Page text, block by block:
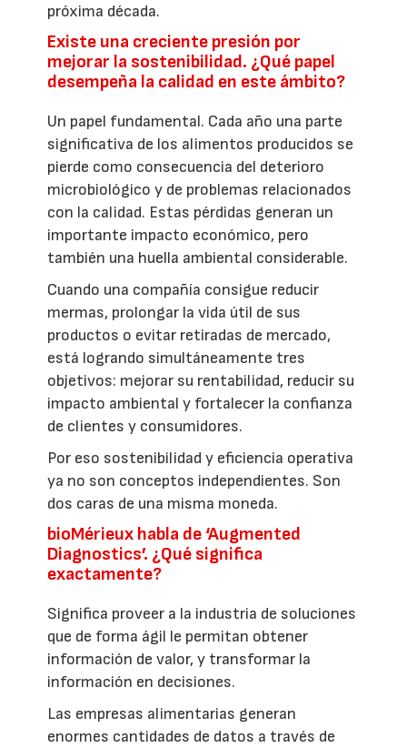
próxima década.
Existe una creciente presión por
mejorar la sostenibilidad. ¿Qué papel
desempeña la calidad en este ámbito?
Un papel fundamental. Cada año una parte
significativa de los alimentos producidos se
pierde como consecuencia del deterioro
microbiológico y de problemas relacionados
con la calidad. Estas pérdidas generan un
importante impacto económico, pero
también una huella ambiental considerable.
Cuando una compañía consigue reducir
mermas, prolongar la vida útil de sus
productos o evitar retiradas de mercado,
está logrando simultáneamente tres
objetivos: mejorar su rentabilidad, reducir su
impacto ambiental y fortalecer la confianza
de clientes y consumidores.
Por eso sostenibilidad y eficiencia operativa
ya no son conceptos independientes. Son
dos caras de una misma moneda.
bioMérieux habla de ‘Augmented
Diagnostics’. ¿Qué significa
exactamente?
Significa proveer a la industria de soluciones
que de forma ágil le permitan obtener
información de valor, y transformar la
información en decisiones.
Las empresas alimentarias generan
enormes cantidades de datos a través de